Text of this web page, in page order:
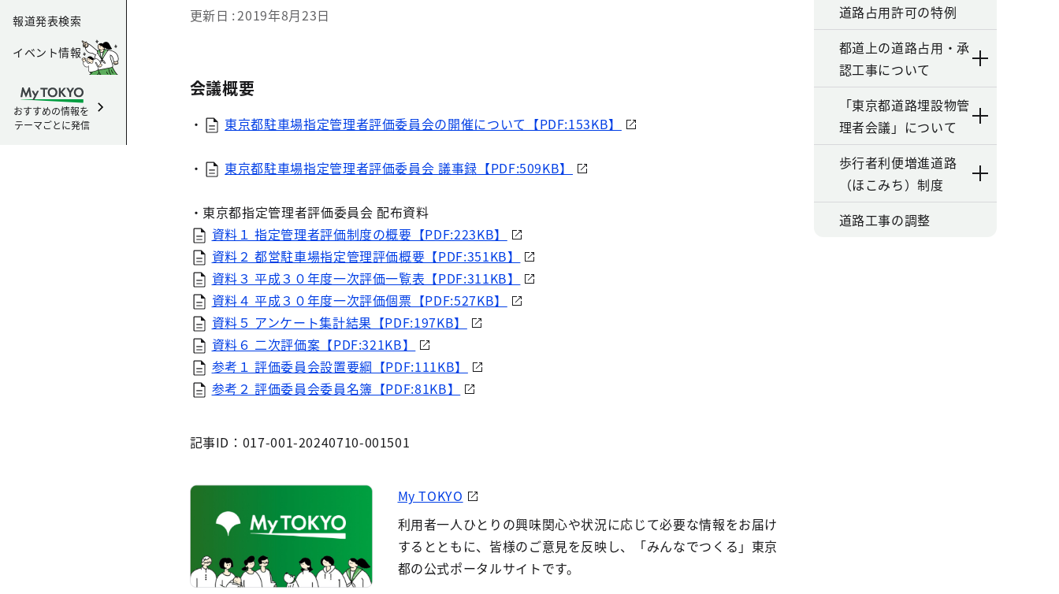
報道発表検索
イベント情報
おすすめの情報を
テーマごとに発信
更新日 2019年8月23日
会議概要
・ 東京都駐車場指定管理者評価委員会の開催について【PDF:153KB】
・ 東京都駐車場指定管理者評価委員会 議事録【PDF:509KB】
・東京都指定管理者評価委員会 配布資料
資料１ 指定管理者評価制度の概要【PDF:223KB】
資料２ 都営駐車場指定管理評価概要【PDF:351KB】
資料３ 平成３０年度一次評価一覧表【PDF:311KB】
資料４ 平成３０年度一次評価個票【PDF:527KB】
資料５ アンケート集計結果【PDF:197KB】
資料６ 二次評価案【PDF:321KB】
参考１ 評価委員会設置要綱【PDF:111KB】
参考２ 評価委員会委員名簿【PDF:81KB】
記事ID：017-001-20240710-001501
My TOKYO
利用者一人ひとりの興味関心や状況に応じて必要な情報をお届け
するとともに、皆様のご意見を反映し、「みんなでつくる」東京
都の公式ポータルサイトです。
道路占用許可の特例
都道上の道路占用・承
認工事について
「東京都道路埋設物管
理者会議」について
歩行者利便増進道路
（ほこみち）制度
道路工事の調整